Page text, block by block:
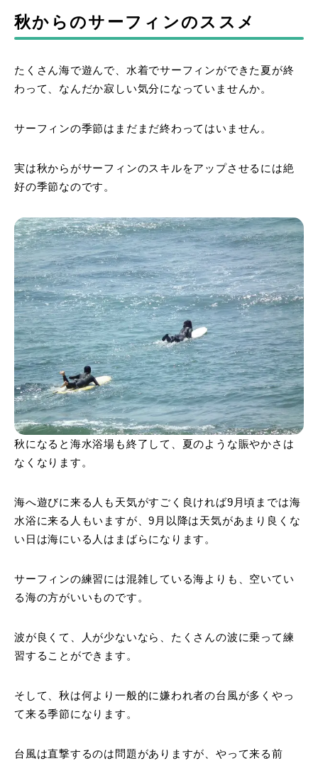
秋からのサーフィンのススメ
たくさん海で遊んで、水着でサーフィンができた夏が終
わって、なんだか寂しい気分になっていませんか。
サーフィンの季節はまだまだ終わってはいません。
実は秋からがサーフィンのスキルをアップさせるには絶
好の季節なのです。
秋になると海水浴場も終了して、夏のような賑やかさは
なくなります。
海へ遊びに来る人も天気がすごく良ければ9月頃までは海
水浴に来る人もいますが、9月以降は天気があまり良くな
い日は海にいる人はまばらになります。
サーフィンの練習には混雑している海よりも、空いてい
る海の方がいいものです。
波が良くて、人が少ないなら、たくさんの波に乗って練
習することができます。
そして、秋は何より一般的に嫌われ者の台風が多くやっ
て来る季節になります。
台風は直撃するのは問題がありますが、やって来る前